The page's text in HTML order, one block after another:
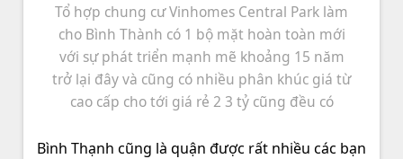
Tổ hợp chung cư Vinhomes Central Park làm
cho Bình Thành có 1 bộ mặt hoàn toàn mới
với sự phát triển mạnh mẽ khoảng 15 năm
trở lại đây và cũng có nhiều phân khúc giá từ
cao cấp cho tới giá rẻ 2 3 tỷ cũng đều có
Bình Thạnh cũng là quận được rất nhiều các bạn